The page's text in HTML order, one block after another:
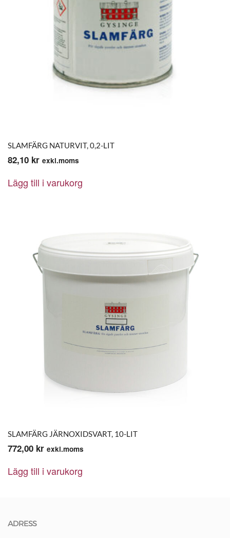
SLAMFÄRG NATURVIT, 0,2-LIT
82,10 kr exkl.moms
Lägg till i varukorg
SLAMFÄRG JÄRNOXIDSVART, 10-LIT
772,00 kr exkl.moms
Lägg till i varukorg
ADRESS